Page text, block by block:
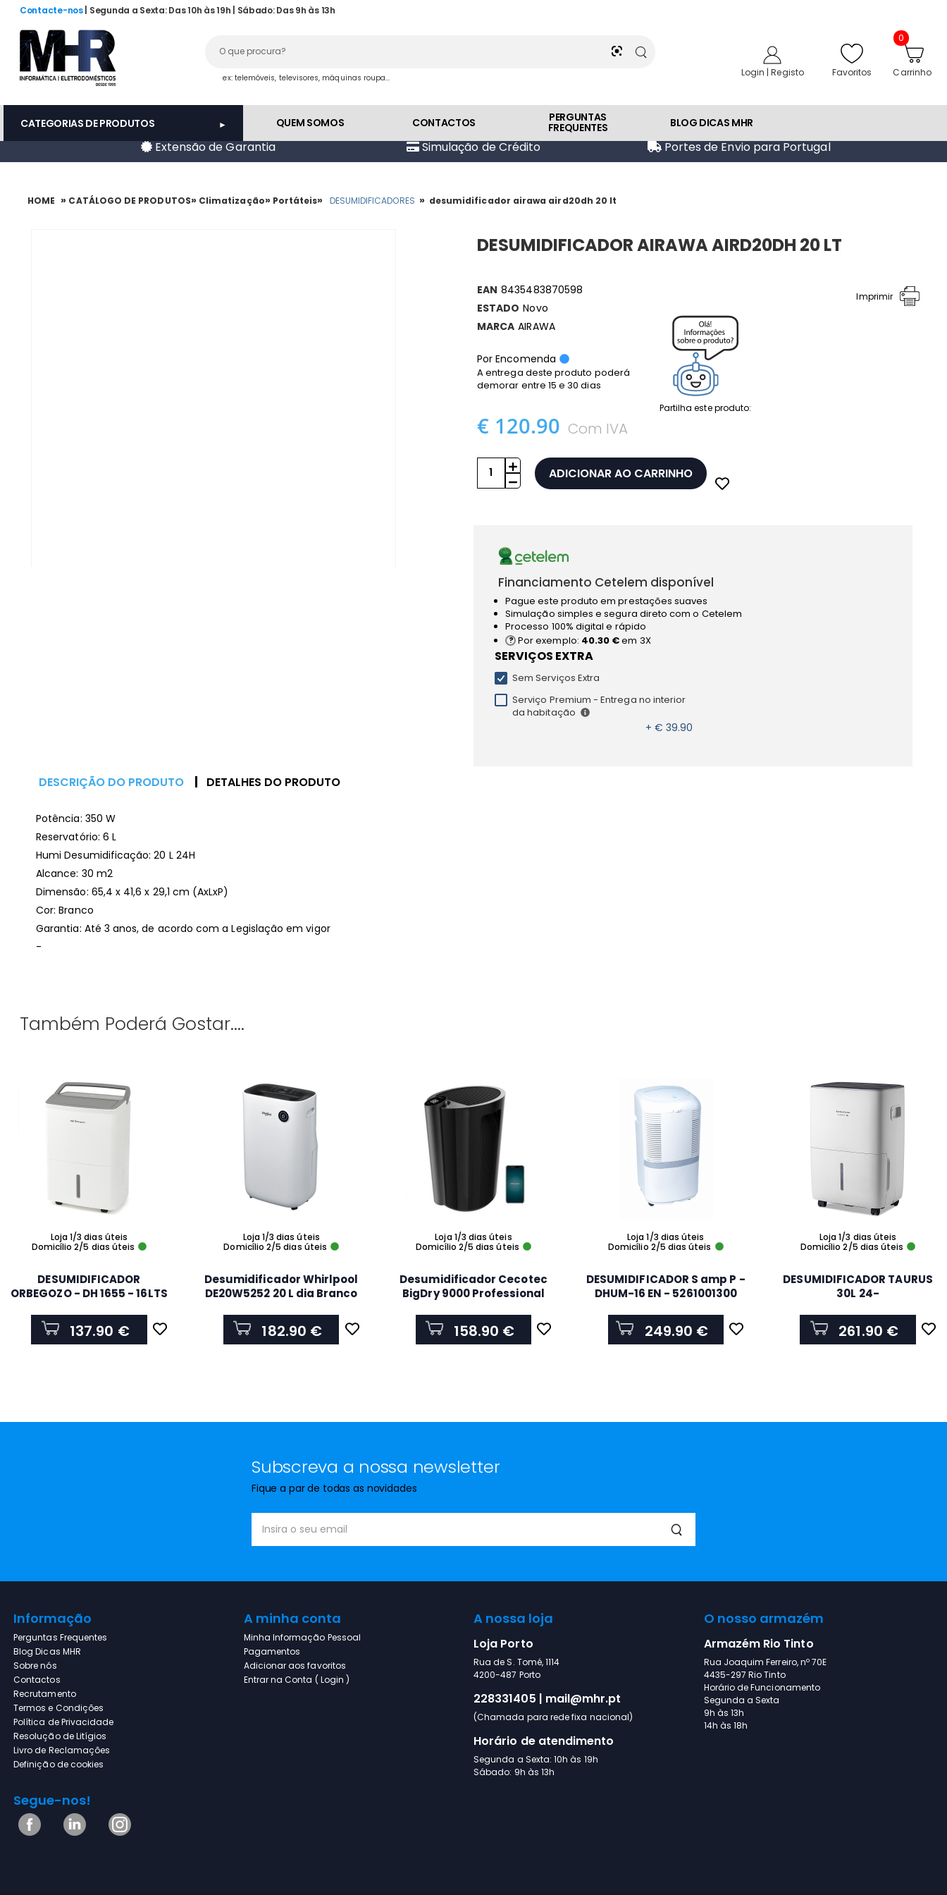
Contacte-nos | Segunda a Sexta: Das 10h às 19h | Sábado: Das 9h às 13h
ex: telemóveis, televisores, máquinas roupa... Login | Registo Favoritos
0
Carrinho
CATEGORIAS DE PRODUTOS QUEM SOMOS CONTACTOS PERGUNTAS
FREQUENTES BLOG DICAS MHR
Extensão de Garantia Simulação de Crédito Portes de Envio para Portugal
HOME » CATÁLOGO DE PRODUTOS»Climatização»Portáteis» DESUMIDIFICADORES » desumidificador airawa aird20dh 20 lt
DESUMIDIFICADOR AIRAWA AIRD20DH 20 LT
EAN 8435483870598
ESTADO Novo
MARCA AIRAWA
Por Encomenda
A entrega deste produto poderá
demorar entre 15 e 30 dias
Imprimir
Partilha este produto:
€ 120.90 Com IVA
ADICIONAR AO CARRINHO
Financiamento Cetelem disponível
Pague este produto em prestações suaves
Simulação simples e segura direto com o Cetelem
Processo 100% digital e rápido
Por exemplo: 40.30 €em 3X
SERVIÇOS EXTRA
Sem Serviços Extra
Serviço Premium - Entrega no interior
da habitação
+ € 39.90
DESCRIÇÃO DO PRODUTO DETALHES DO PRODUTO
Potência: 350 W
Reservatório: 6 L
Humi Desumidificação: 20 L 24H
Alcance: 30 m2
Dimensão: 65,4 x 41,6 x 29,1 cm (AxLxP)
Cor: Branco
Garantia: Até 3 anos, de acordo com a Legislação em vigor
-
Também Poderá Gostar....
Loja 1/3 dias úteis
Domicílio 2/5 dias úteis
DESUMIDIFICADOR
ORBEGOZO - DH 1655 - 16LTS
137.90 €
Loja 1/3 dias úteis
Domicílio 2/5 dias úteis
Desumidificador Whirlpool
DE20W5252 20 L dia Branco
182.90 €
Loja 1/3 dias úteis
Domicílio 2/5 dias úteis
Desumidificador Cecotec
BigDry 9000 Professional
158.90 €
Loja 1/3 dias úteis
Domicílio 2/5 dias úteis
DESUMIDIFICADOR S amp P -
DHUM-16 EN - 5261001300
249.90 €
Loja 1/3 dias úteis
Domicílio 2/5 dias úteis
DESUMIDIFICADOR TAURUS
30L 24-
261.90 €
Subscreva a nossa newsletter
Fique a par de todas as novidades
Informação
Perguntas Frequentes
Blog Dicas MHR
Sobre nós
Contactos
Recrutamento
Termos e Condições
Política de Privacidade
Resolução de Litígios
Livro de Reclamações
Definição de cookies
A minha conta
Minha Informação Pessoal
Pagamentos
Adicionar aos favoritos
Entrar na Conta ( Login )
A nossa loja
Loja Porto
Rua de S. Tomé, 1114
4200-487 Porto
228331405 | mail@mhr.pt
(Chamada para rede fixa nacional)
Horário de atendimento
Segunda a Sexta: 10h às 19h
Sábado: 9h às 13h
O nosso armazém
Armazém Rio Tinto
Rua Joaquim Ferreiro, nº 70E
4435-297 Rio Tinto
Horário de Funcionamento
Segunda a Sexta
9h às 13h
14h às 18h
Segue-nos!